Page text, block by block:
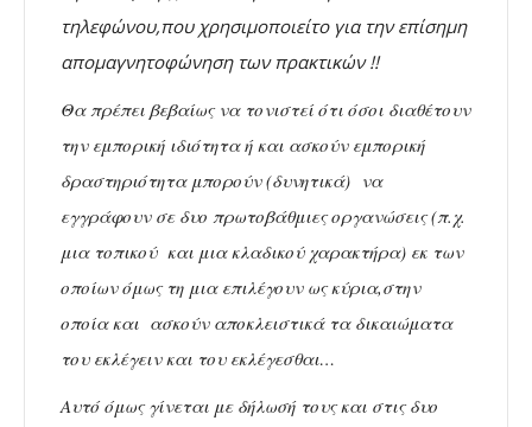
τηλεφώνου,που χρησιμοποιείτο για την επίσημη
απομαγνητοφώνηση των πρακτικών !!
Θα πρέπει βεβαίως να τονιστεί ότι όσοι διαθέτουν
την εμπορική ιδιότητα ή και ασκούν εμπορική
δραστηριότητα μπορούν (δυνητικά) να
εγγράφουν σε δυο πρωτοβάθμιες οργανώσεις (π.χ.
μια τοπικού και μια κλαδικού χαρακτήρα) εκ των
οποίων όμως τη μια επιλέγουν ως κύρια,στην
οποία και ασκούν αποκλειστικά τα δικαιώματα
του εκλέγειν και του εκλέγεσθαι…
Αυτό όμως γίνεται με δήλωσή τους και στις δυο